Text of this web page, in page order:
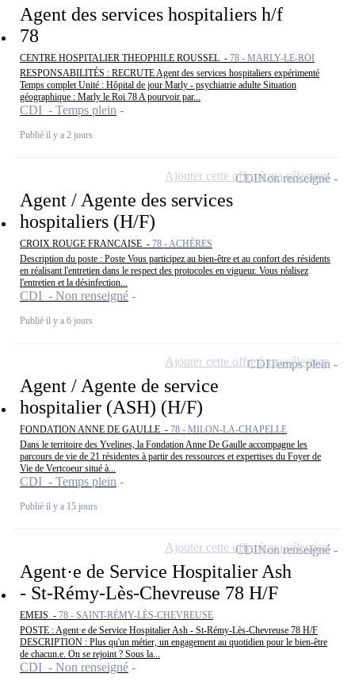
Agent des services hospitaliers h/f
78
CENTRE HOSPITALIER THEOPHILE ROUSSEL - 78 - MARLY-LE-ROI
RESPONSABILITÉS : RECRUTE Agent des services hospitaliers expérimenté
Temps complet Unité : Hôpital de jour Marly - psychiatrie adulte Situation
géographique : Marly le Roi 78 A pourvoir par...
CDI - Temps plein
Publié il y a 2 jours
Agent / Agente des services
hospitaliers (H/F)
CROIX ROUGE FRANCAISE - 78 - ACHÈRES
Description du poste : Poste Vous participez au bien-être et au confort des résidents
en réalisant l'entretien dans le respect des protocoles en vigueur. Vous réalisez
l'entretien et la désinfection...
CDI - Non renseigné
Publié il y a 6 jours
CDINon renseigné
Ajouter cette offre à ma sélection
Agent / Agente de service
hospitalier (ASH) (H/F)
FONDATION ANNE DE GAULLE - 78 - MILON-LA-CHAPELLE
Dans le territoire des Yvelines, la Fondation Anne De Gaulle accompagne les
parcours de vie de 21 résidentes à partir des ressources et expertises du Foyer de
Vie de Vertcoeur situé à...
CDI - Temps plein
Publié il y a 15 jours
CDITemps plein
Ajouter cette offre à ma sélection
Agent·e de Service Hospitalier Ash
- St-Rémy-Lès-Chevreuse 78 H/F
EMEIS - 78 - SAINT-RÉMY-LÈS-CHEVREUSE
POSTE : Agent·e de Service Hospitalier Ash - St-Rémy-Lès-Chevreuse 78 H/F
DESCRIPTION : Plus qu'un métier, un engagement au quotidien pour le bien-être
de chacun.e. On se rejoint ? Sous la...
CDI - Non renseigné
CDINon renseigné
Ajouter cette offre à ma sélection